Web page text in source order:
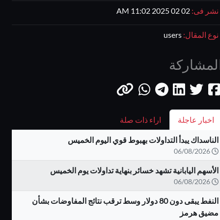
نشر فى:
نوع المقال:
اخبار عاجلة اراء ذات صلة
الناسداك يبدأ التداولات بهبوط قوي اليوم الخميس
06/08/2026
الأسهم اليابانية تشهد خسائر بنهاية تداولات يوم الخميس
06/08/2026
النفط يبقى دون 80 دولار وسط ترقب نتائج المفاوضات بشأن
مضيق هرمز